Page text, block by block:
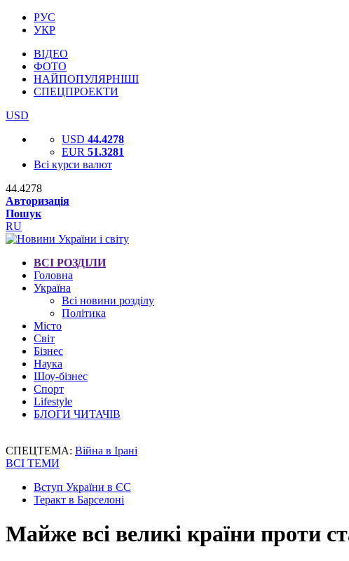
РУС
УКР
ВІДЕО
ФОТО
НАЙПОПУЛЯРНІШІ
СПЕЦПРОЕКТИ
USD
USD 44.4278
EUR 51.3281
Всі курси валют
44.4278
Авторизація
Пошук
RU
ВСІ РОЗДІЛИ
Головна
Україна
Всі новини розділу
Політика
Місто
Світ
Бізнес
Наука
Шоу-бізнес
Спорт
Lifestyle
БЛОГИ ЧИТАЧІВ
СПЕЦТЕМА: Війна в Ірані
ВСІ ТЕМИ
Вступ України в ЄС
Теракт в Барселоні
Майже всі великі країни проти